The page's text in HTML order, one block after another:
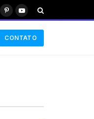
PinterestYouTube
CONTATO